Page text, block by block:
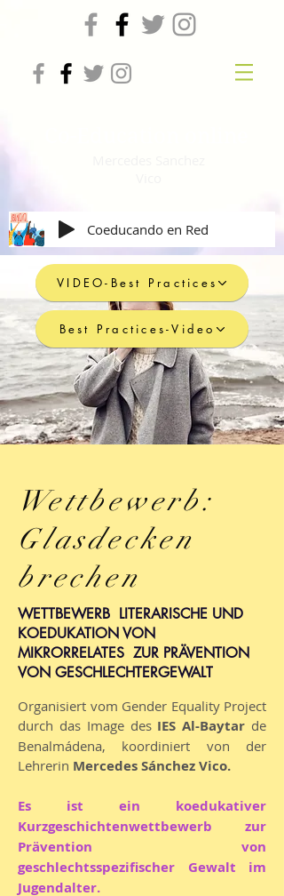
Coeducando en Red
VIDEO-Best Practices
Best Practices-Video
Wettbewerb:
Glasdecken
brechen
WETTBEWERB LITERARISCHE UND
KOEDUKATION VON
MIKRORRELATES ZUR PRÄVENTION
VON GESCHLECHTERGEWALT
Organisiert vom Gender Equality Project
durch das Image des IES Al-Baytar de
Benalmádena, koordiniert von der
Lehrerin Mercedes Sánchez Vico.
Es ist ein koedukativer
Kurzgeschichtenwettbewerb zur
Prävention von
geschlechtsspezifischer Gewalt im
Jugendalter.